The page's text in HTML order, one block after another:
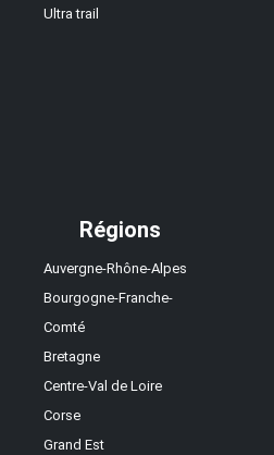
Ultra trail
Régions
Auvergne-Rhône-Alpes
Bourgogne-Franche-
Comté
Bretagne
Centre-Val de Loire
Corse
Grand Est